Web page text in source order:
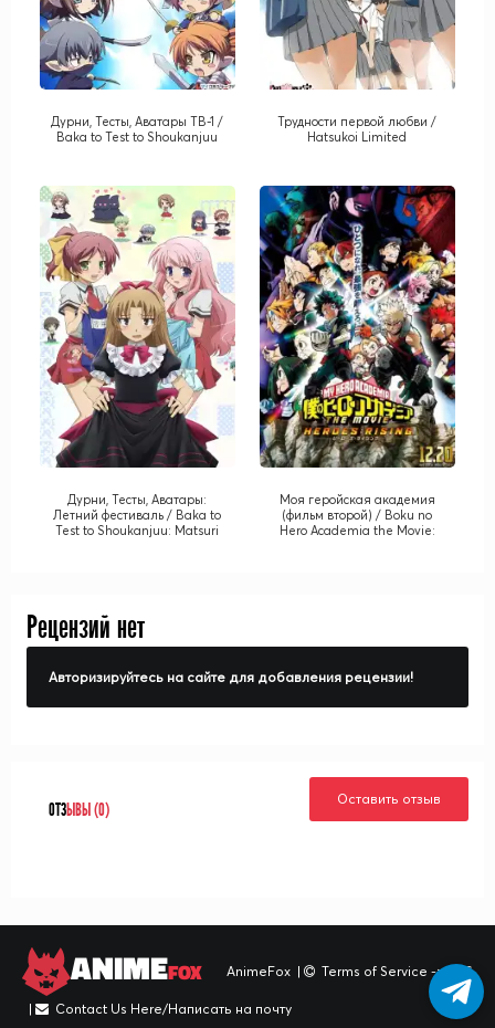
Дурни, Тесты, Аватары ТВ-1 /
Baka to Test to Shoukanjuu
Трудности первой любви /
Hatsukoi Limited
Дурни, Тесты, Аватары:
Летний фестиваль / Baka to
Test to Shoukanjuu: Matsuri
Моя геройская академия
(фильм второй) / Boku no
Hero Academia the Movie:
Рецензий нет
Авторизируйтесь на сайте для добавления рецензии!
ОТЗЫВЫ (0)
Оставить отзыв
ANIMEFOX AnimeFox | Terms of Service -> TOS
| Contact Us Here/Написать на почту